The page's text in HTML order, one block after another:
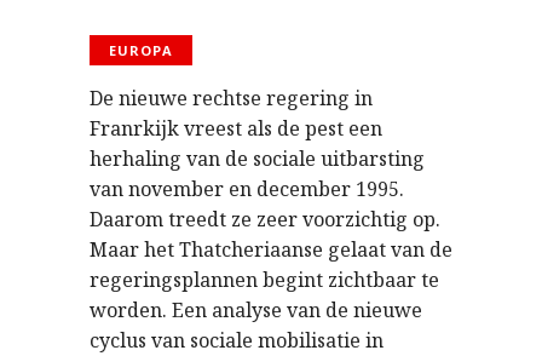
EUROPA
De nieuwe rechtse regering in
Franrkijk vreest als de pest een
herhaling van de sociale uitbarsting
van november en december 1995.
Daarom treedt ze zeer voorzichtig op.
Maar het Thatcheriaanse gelaat van de
regeringsplannen begint zichtbaar te
worden. Een analyse van de nieuwe
cyclus van sociale mobilisatie in